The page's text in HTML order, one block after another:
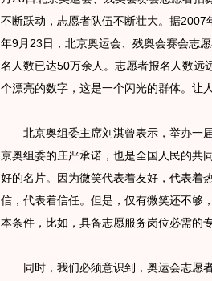
不断跃动，志愿者队伍不断壮大。据
年9月23日，北京奥运会、残奥会赛会志
名人数已达50万余人。志愿者报名人数远
个漂亮的数字，这是一个闪光的群体。让
北京奥组委主席刘淇曾表示，举办一届
京奥组委的庄严承诺，也是全国人民的共
好的名片。因为微笑代表着友好，代表着
信，代表着信任。但是，仅有微笑还不够
本条件，比如，具备志愿服务岗位必需的
同时，我们必须意识到，奥运会志愿